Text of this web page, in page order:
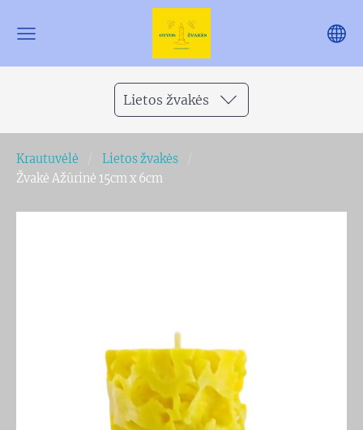
Lietos žvakės
Krautuvėlė
Lietos žvakės
Žvakė Ažūrinė 15cm x 6cm